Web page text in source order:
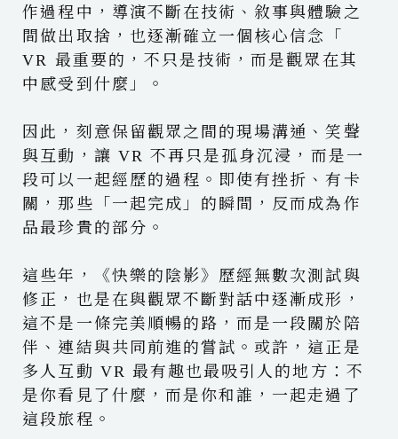
作過程中，導演不斷在技術、敘事與體驗之
間做出取捨，也逐漸確立一個核心信念「
VR 最重要的，不只是技術，而是觀眾在其
中感受到什麼」。
因此，刻意保留觀眾之間的現場溝通、笑聲
與互動，讓 VR 不再只是孤身沉浸，而是一
段可以一起經歷的過程。即使有挫折、有卡
關，那些「一起完成」的瞬間，反而成為作
品最珍貴的部分。
這些年，《快樂的陰影》歷經無數次測試與
修正，也是在與觀眾不斷對話中逐漸成形，
這不是一條完美順暢的路，而是一段關於陪
伴、連結與共同前進的嘗試。或許，這正是
多人互動 VR 最有趣也最吸引人的地方：不
是你看見了什麼，而是你和誰，一起走過了
這段旅程。